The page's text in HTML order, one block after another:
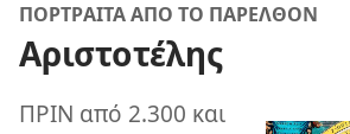
ΠΟΡΤΡΑΙΤΑ ΑΠΟ ΤΟ ΠΑΡΕΛΘΟΝ
Αριστοτέλης
ΠΡΙΝ από 2.300 και